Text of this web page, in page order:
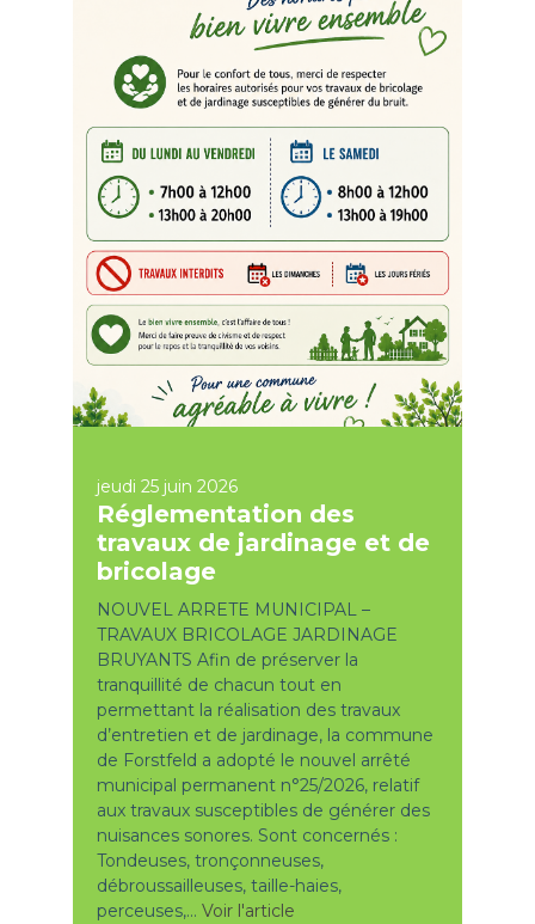
jeudi 25 juin 2026
Réglementation des
travaux de jardinage et de
bricolage
NOUVEL ARRETE MUNICIPAL –
TRAVAUX BRICOLAGE JARDINAGE
BRUYANTS Afin de préserver la
tranquillité de chacun tout en
permettant la réalisation des travaux
d’entretien et de jardinage, la commune
de Forstfeld a adopté le nouvel arrêté
municipal permanent n°25/2026, relatif
aux travaux susceptibles de générer des
nuisances sonores. Sont concernés :
Tondeuses, tronçonneuses,
débroussailleuses, taille-haies,
perceuses,...Voir l'article